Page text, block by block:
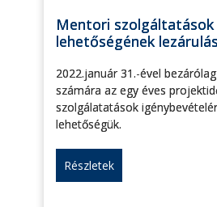
Mentori szolgáltatások
lehetőségének
2022.január 31.-ével
számára az egy éves
szolgálatatások
lehetőségük.
Részletek